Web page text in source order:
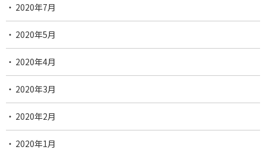
2020年7月
2020年5月
2020年4月
2020年3月
2020年2月
2020年1月